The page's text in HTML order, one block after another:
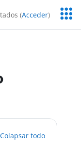
(Acceder)
Colapsar todo